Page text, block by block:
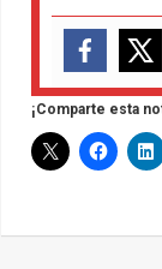
¡Comparte esta